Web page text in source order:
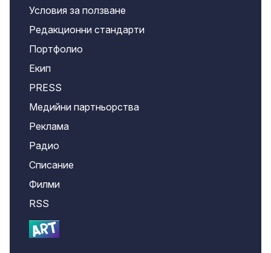
Условия за ползване
Редакционни стандарти
Портфолио
Екип
PRESS
Медийни партньорства
Реклама
Радио
Списание
Филми
RSS